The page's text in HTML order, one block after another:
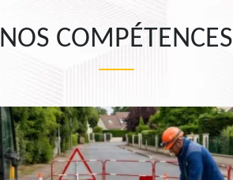
NOS COMPÉTENCES